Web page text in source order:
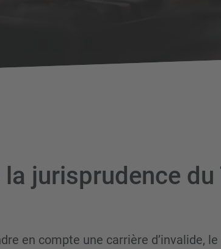
jurisprudence du
en compte une carrière d’invalide,